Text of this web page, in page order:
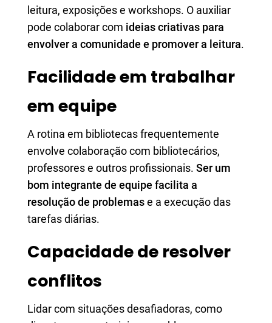
leitura, exposições e workshops. O auxiliar
pode colaborar com ideias criativas para
envolver a comunidade e promover a leitura.
Facilidade em trabalhar
em equipe
A rotina em bibliotecas frequentemente
envolve colaboração com bibliotecários,
professores e outros profissionais. Ser um
bom integrante de equipe facilita a
resolução de problemase a execução das
tarefas diárias.
Capacidade de resolver
conflitos
Lidar com situações desafiadoras, como